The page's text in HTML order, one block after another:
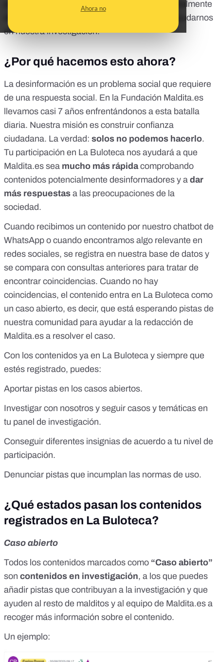
Ahora no
puede aportar pistas sobre contenidos potencialmente
desinformadores que están circulando para ayudarnos
en nuestra investigación.
¿Por qué hacemos esto ahora?
La desinformación es un problema social que requiere
de una respuesta social. En la Fundación Maldita.es
llevamos casi 7 años enfrentándonos a esta batalla
diaria. Nuestra misión es construir confianza
ciudadana. La verdad: solos no podemos hacerlo.
Tu participación en La Buloteca nos ayudará a que
Maldita.es sea mucho más rápidacomprobando
contenidos potencialmente desinformadores y a dar
más respuestas a las preocupaciones de la
sociedad.
Cuando recibimos un contenido por nuestro chatbot de
WhatsApp o cuando encontramos algo relevante en
redes sociales, se registra en nuestra base de datos y
se compara con consultas anteriores para tratar de
encontrar coincidencias. Cuando no hay
coincidencias, el contenido entra en La Buloteca como
un caso abierto, es decir, que está esperando pistas de
nuestra comunidad para ayudar a la redacción de
Maldita.es a resolver el caso.
Con los contenidos ya en La Buloteca y siempre que
estés registrado, puedes:
Aportar pistas en los casos abiertos.
Investigar con nosotros y seguir casos y temáticas en
tu panel de investigación.
Conseguir diferentes insignias de acuerdo a tu nivel de
participación.
Denunciar pistas que incumplan las normas de uso.
¿Qué estados pasan los contenidos
registrados en La Buloteca?
Caso abierto
Todos los contenidos marcados como “Caso abierto”
son contenidos en investigación, a los que puedes
añadir pistas que contribuyan a la investigación y que
ayuden al resto de malditos y al equipo de Maldita.es a
recoger más información sobre el contenido.
Un ejemplo: